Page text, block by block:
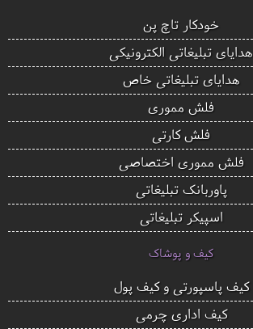
خودکار تاچ پن
هدایای تبلیغاتی الکترونیکی
هدایای تبلیغاتی خاص
فلش مموری
فلش کارتی
فلش مموری اختصاصی
پاوربانک تبلیغاتی
اسپیکر تبلیغاتی
کیف و پوشاک
کیف پاسپورتی و کیف پول
کیف اداری چرمی